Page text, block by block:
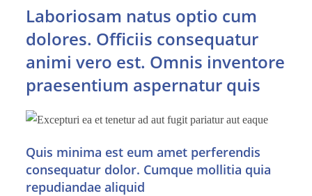
Laboriosam natus optio cum
dolores. Officiis consequatur
animi vero est. Omnis inventore
praesentium aspernatur quis
Quis minima est eum amet perferendis
consequatur dolor. Cumque mollitia quia
repudiandae aliquid